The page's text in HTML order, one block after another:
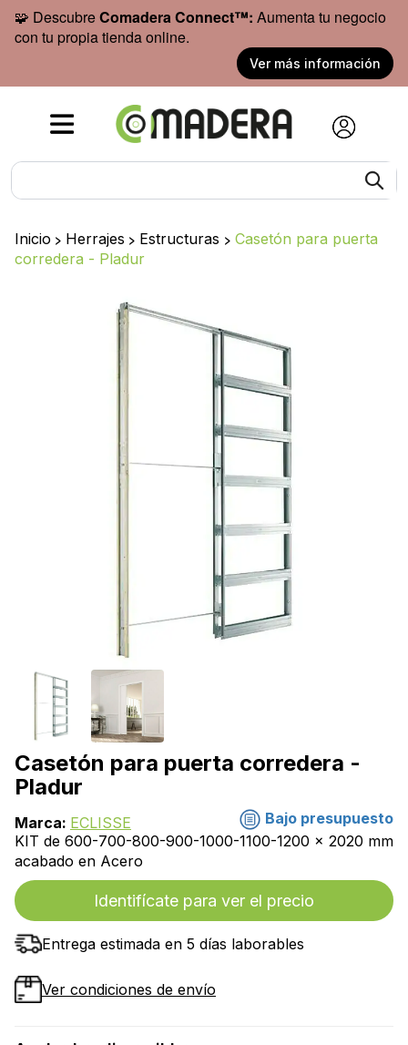
🧩 DescubreComadera Connect™: Aumenta tu negocio
con tu propia tienda online.
Ver más información
Inicio > Herrajes > Estructuras > Casetón para puerta
corredera - Pladur
Casetón para puerta corredera -
Pladur
Marca: ECLISSE
Bajo presupuesto
KIT de 600-700-800-900-1000-1100-1200 x 2020 mm
acabado en Acero
Identifícate para ver el precio
Entrega estimada en 5 días laborables
Ver condiciones de envío